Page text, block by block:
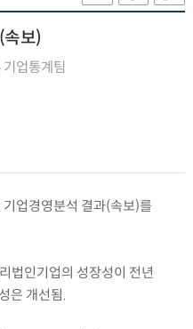
보)
업통계팀
업경영분석 결과(속보)를
법인기업의 성장성이 전년
은 개선됨.